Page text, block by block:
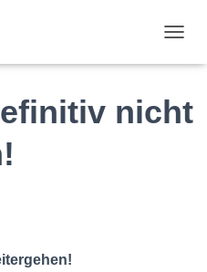
nicht